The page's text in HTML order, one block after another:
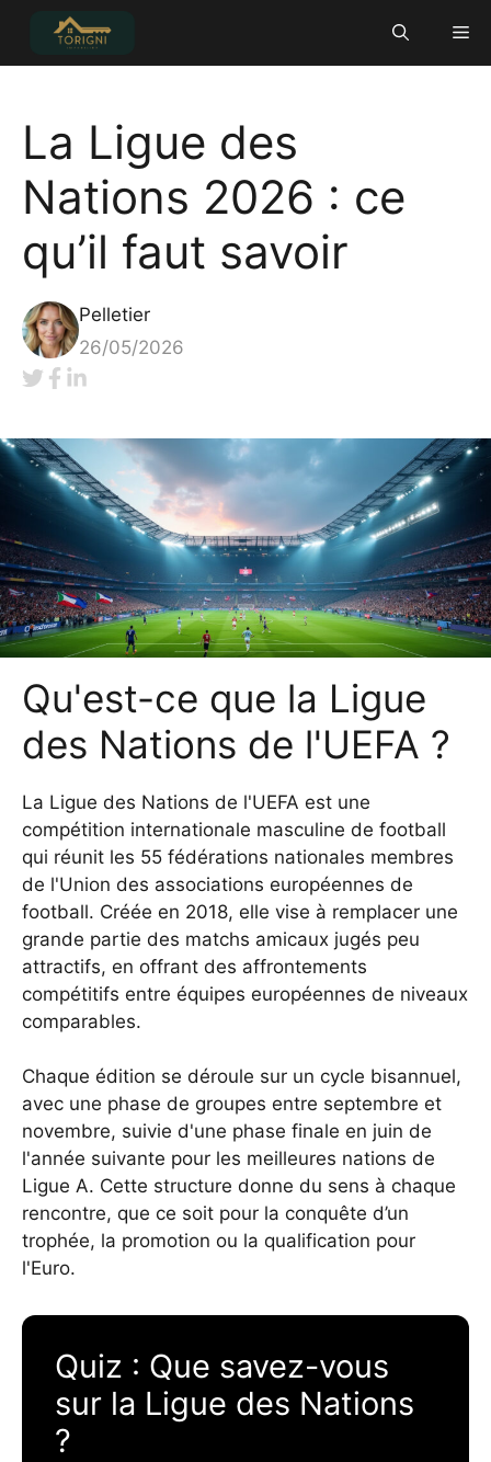
contenu
La Ligue des
Nations 2026 : ce
qu’il faut savoir
Pelletier
26/05/2026
Qu'est-ce que la Ligue
des Nations de l'UEFA ?
La Ligue des Nations de l'UEFA est une
compétition internationale masculine de football
qui réunit les 55 fédérations nationales membres
de l'Union des associations européennes de
football. Créée en 2018, elle vise à remplacer une
grande partie des matchs amicaux jugés peu
attractifs, en offrant des affrontements
compétitifs entre équipes européennes de niveaux
comparables.
Chaque édition se déroule sur un cycle bisannuel,
avec une phase de groupes entre septembre et
novembre, suivie d'une phase finale en juin de
l'année suivante pour les meilleures nations de
Ligue A. Cette structure donne du sens à chaque
rencontre, que ce soit pour la conquête d’un
trophée, la promotion ou la qualification pour
l'Euro.
Quiz : Que savez-vous
sur la Ligue des Nations
?